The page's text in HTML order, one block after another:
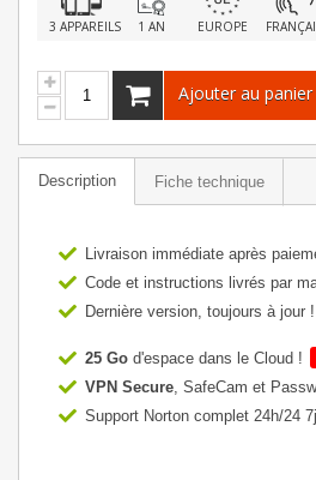
3 APPAREILS 1 AN EUROPE
Ajouter au panier
Description Fiche technique
Livraison immédiate après
Code et instructions livrés par
Dernière version, toujours à jour !
25 Go d'espace dans le Cloud !
VPN Secure, SafeCam et
Support Norton complet 24h/24